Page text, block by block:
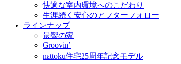
快適な室内環境へのこだわり
生涯続く安心のアフターフォロー
ラインナップ
最響の家
Groovin’
nattoku住宅25周年記念モデル